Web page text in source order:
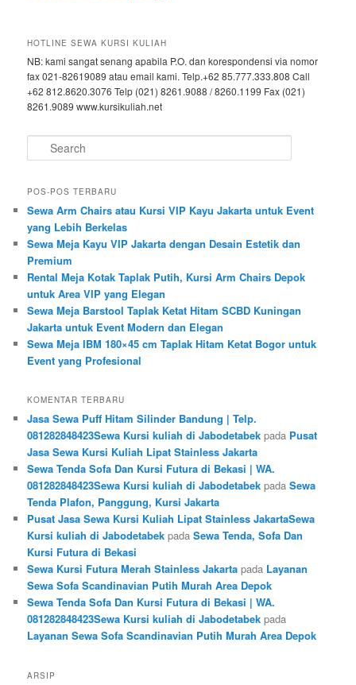
HOTLINE SEWA KURSI KULIAH
NB: kami sangat senang apabila P.O. dan korespondensi via nomor
fax 021-82619089 atau email kami. Telp.+62 85.777.333.808 Call
+62 812.8620.3076 Telp (021) 8261.9088 / 8260.1199 Fax (021)
8261.9089 www.kursikuliah.net
Search
POS-POS TERBARU
Sewa Arm Chairs atau Kursi VIP Kayu Jakarta untuk Event
yang Lebih Berkelas
Sewa Meja Kayu VIP Jakarta dengan Desain Estetik dan
Premium
Rental Meja Kotak Taplak Putih, Kursi Arm Chairs Depok
untuk Area VIP yang Elegan
Sewa Meja Barstool Taplak Ketat Hitam SCBD Kuningan
Jakarta untuk Event Modern dan Elegan
Sewa Meja IBM 180×45 cm Taplak Hitam Ketat Bogor untuk
Event yang Profesional
KOMENTAR TERBARU
Jasa Sewa Puff Hitam Silinder Bandung | Telp.
081282848423Sewa Kursi kuliah di Jabodetabek pada Pusat
Jasa Sewa Kursi Kuliah Lipat Stainless Jakarta
Sewa Tenda Sofa Dan Kursi Futura di Bekasi | WA.
081282848423Sewa Kursi kuliah di Jabodetabek padaSewa
Tenda Plafon, Panggung, Kursi Jakarta
Pusat Jasa Sewa Kursi Kuliah Lipat Stainless JakartaSewa
Kursi kuliah di Jabodetabek padaSewa Tenda, Sofa Dan
Kursi Futura di Bekasi
Sewa Kursi Futura Merah Stainless Jakarta pada Layanan
Sewa Sofa Scandinavian Putih Murah Area Depok
Sewa Tenda Sofa Dan Kursi Futura di Bekasi | WA.
081282848423Sewa Kursi kuliah di Jabodetabek pada
Layanan Sewa Sofa Scandinavian Putih Murah Area Depok
ARSIP